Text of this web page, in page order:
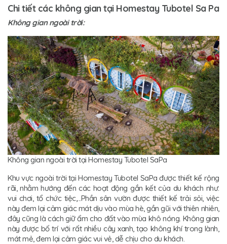
Chi tiết các không gian tại Homestay Tubotel Sa Pa
Không gian ngoài trời:
Không gian ngoài trời tại Homestay Tubotel SaPa
Khu vực ngoài trời tại Homestay Tubotel SaPa được thiết kế rộng
rãi, nhằm hướng đến các hoạt động gắn kết của du khách như:
vui chơi, tổ chức tiệc,...Phần sân vườn được thiết kế trải sỏi, việc
này đem lại cảm giác mát dịu vào mùa hè, gần gũi với thiên nhiên,
đây cũng là cách giữ ẩm cho đất vào mùa khô nóng. Không gian
này được bố trí với rất nhiều cây xanh, tạo không khí trong lành,
mát mẻ, đem lại cảm giác vui vẻ, dễ chịu cho du khách.